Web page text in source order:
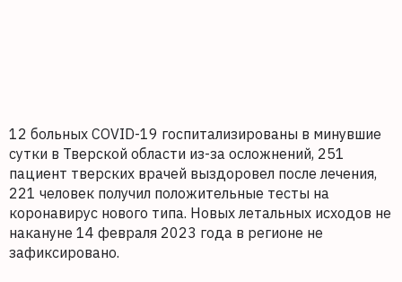
12 больных COVID-19 госпитализированы в минувшие
сутки в Тверской области из-за осложнений, 251
пациент тверских врачей выздоровел после лечения,
221 человек получил положительные тесты на
коронавирус нового типа. Новых летальных исходов не
накануне 14 февраля 2023 года в регионе не
зафиксировано.